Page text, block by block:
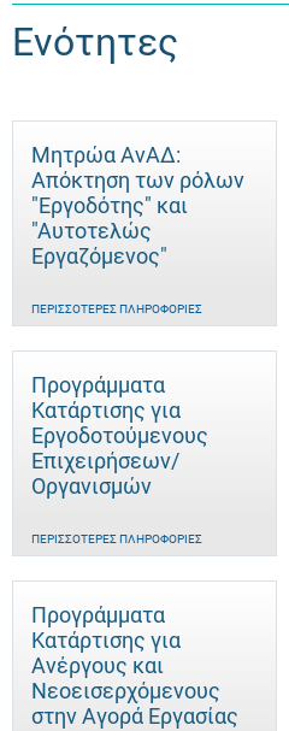
Ενότητες
Μητρώα ΑνΑΔ:
Απόκτηση των ρόλων
"Εργοδότης" και
"Αυτοτελώς
Eργαζόμενος"
ΠΕΡΙΣΣΌΤΕΡΕΣ ΠΛΗΡΟΦΟΡΊΕΣ
Προγράμματα
Κατάρτισης για
Εργοδοτούμενους
Επιχειρήσεων/
Οργανισμών
ΠΕΡΙΣΣΌΤΕΡΕΣ ΠΛΗΡΟΦΟΡΊΕΣ
Προγράμματα
Κατάρτισης για
Ανέργους και
Νεοεισερχόμενους
στην Αγορά Εργασίας